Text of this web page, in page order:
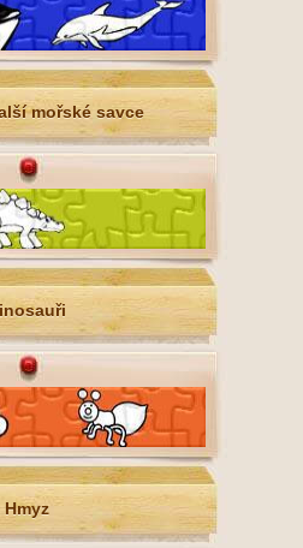
mořské savce
Hmyz